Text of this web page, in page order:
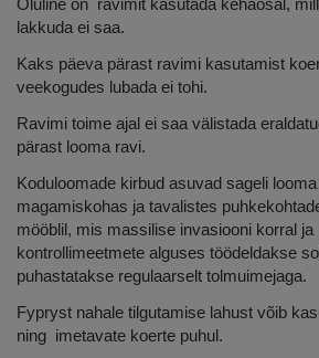
Oluline on ravimit kasutada kehaosal,
lakkuda ei saa.
Kaks päeva pärast ravimi kasutamist
veekogudes lubada ei tohi.
Ravimi toime ajal ei saa välistada
pärast looma ravi.
Koduloomade kirbud asuvad sageli
magamiskohas ja tavalistes
mööblil, mis massilise invasiooni korral ja
kontrollimeetmete alguses töödeldakse
puhastatakse regulaarselt tolmuimejaga.
Fypryst nahale tilgutamise lahust võib
ning imetavate koerte puhul.